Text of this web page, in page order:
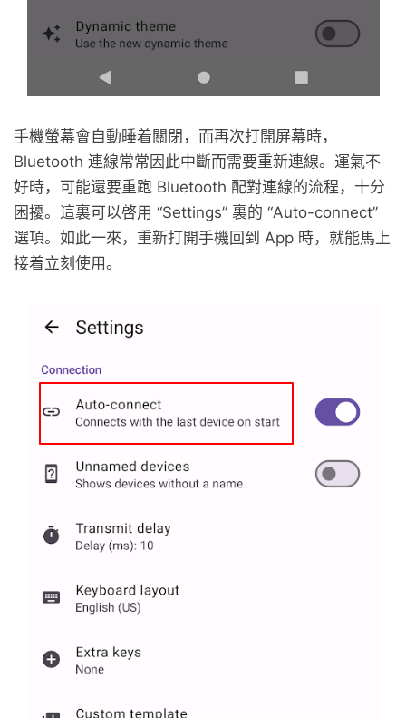
手機螢幕會自動睡着關閉，而再次打開屏幕時，
Bluetooth 連線常常因此中斷而需要重新連線。運氣不
好時，可能還要重跑 Bluetooth 配對連線的流程，十分
困擾。這裏可以啓用 “Settings” 裏的 “Auto-connect”
選項。如此一來，重新打開手機回到 App 時，就能馬上
接着立刻使用。